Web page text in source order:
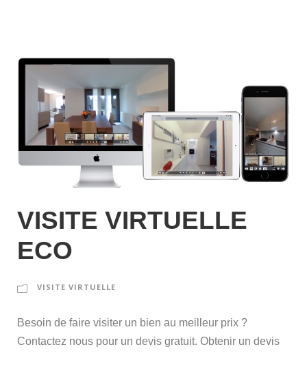
VISITE VIRTUELLE
ECO
VISITE VIRTUELLE
Besoin de faire visiter un bien au meilleur prix ?
Contactez nous pour un devis gratuit. Obtenir un devis